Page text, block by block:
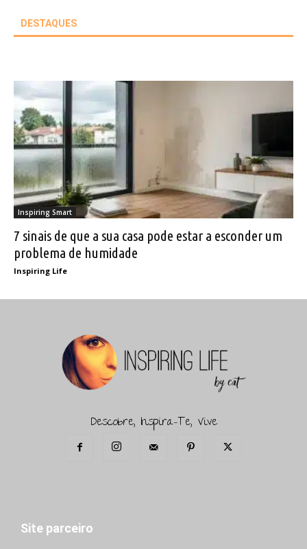
DESTAQUES
Inspiring Smart
7 sinais de que a sua casa pode estar a esconder um
problema de humidade
Inspiring Life
Descobre, Inspira-Te, Vive
Site parceiro